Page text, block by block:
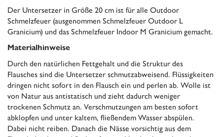
Der Untersetzer in Größe 20 cm ist für alle Outdoor
Schmelzfeuer (ausgenommen Schmelzfeuer Outdoor L
Granicium) und das Schmelzfeuer Indoor M Granicium gemacht.
Materialhinweise
Durch den natürlichen Fettgehalt und die Struktur des
Flausches sind die Untersetzer schmutzabweisend. Flüssigkeiten
dringen nicht sofort in den Flausch ein und perlen ab. Wolle ist
von Natur aus antistatisch und zieht dadurch weniger
trockenen Schmutz an. Verschmutzungen am besten sofort
abklopfen und unter kaltem, fließendem Wasser abspülen.
Dabei nicht reiben. Danach die Nässe vorsichtig aus dem